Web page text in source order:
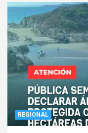
REGIONAL